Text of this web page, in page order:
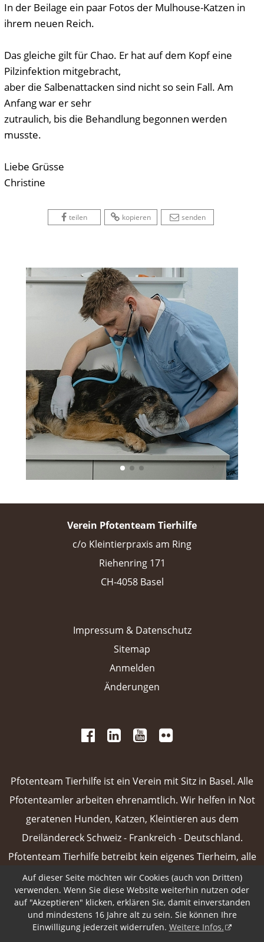
In der Beilage ein paar Fotos der Mulhouse-Katzen in
ihrem neuen Reich.
Das gleiche gilt für Chao. Er hat auf dem Kopf eine
Pilzinfektion mitgebracht,
aber die Salbenattacken sind nicht so sein Fall. Am
Anfang war er sehr
zutraulich, bis die Behandlung begonnen werden
musste.
Liebe Grüsse
Christine
teilen kopieren senden
Verein Pfotenteam Tierhilfe
c/o Kleintierpraxis am Ring
Riehenring 171
CH-4058 Basel
Impressum & Datenschutz
Sitemap
Anmelden
Änderungen
Pfotenteam Tierhilfe ist ein Verein mit Sitz in Basel. Alle
Pfotenteamler arbeiten ehrenamtlich. Wir helfen in Not
geratenen Hunden, Katzen, Kleintieren aus dem
Dreiländereck Schweiz - Frankreich - Deutschland.
Pfotenteam Tierhilfe betreibt kein eigenes Tierheim, alle
unsere Vermittlungstiere sind in Pflegefamilien oder
Tierpensionen untergebracht.Weiterlesen
Auf dieser Seite möchten wir Cookies (auch von Dritten)
verwenden. Wenn Sie diese Website weiterhin nutzen oder
auf "Akzeptieren" klicken, erklären Sie, damit einverstanden
und mindestens 16 Jahre alt zu sein. Sie können Ihre
Einwilligung jederzeit widerrufen. Weitere Infos.